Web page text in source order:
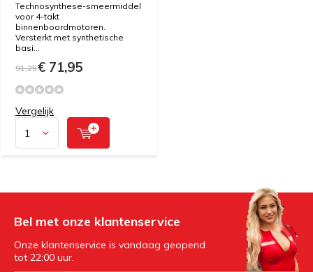
Technosynthese-smeermiddel
voor 4-takt
binnenboordmotoren.
Versterkt met synthetische
basi...
91,25€ 71,95
Vergelijk
Bel met onze klantenservice
Onze klantenservice is vandaag geopend
tot 22:00 uur.